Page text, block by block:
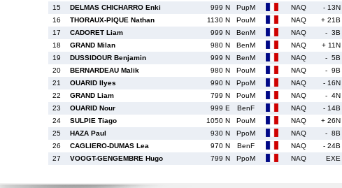
15
DELMAS CHICHARRO Enki 999 N PupM NAQ - 13N
16
THORAUX-PIQUE Nathan 1130 N PouM NAQ + 21B
17
CADORET Liam 999 N BenM NAQ - 3B
18
GRAND Milan 980 N BenM NAQ + 11N
19
DUSSIDOUR Benjamin 999 N BenM NAQ - 5B
20
BERNARDEAU Malik 980 N PouM NAQ - 9B
21
OUARID Ilyes 990 N PpoM NAQ - 16N
22
GRAND Liam 799 N PouM NAQ - 4N
23
OUARID Nour 999 E BenF NAQ - 14B
24
SULPIE Tiago 1050 N PouM NAQ + 26N
25
HAZA Paul 930 N PpoM NAQ - 8B
26
CAGLIERO-DUMAS Lea 970 N BenF NAQ - 24B
27
VOOGT-GENGEMBRE Hugo 799 N PpoM NAQ EXE